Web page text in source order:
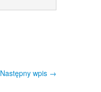
Następny wpis →